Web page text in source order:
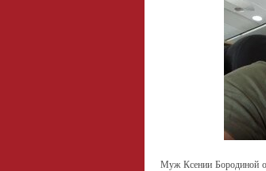
Муж Ксении Бородиной